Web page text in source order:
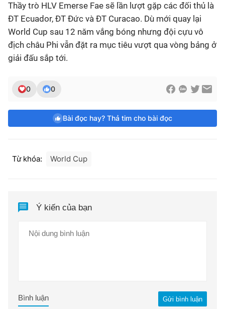
Thầy trò HLV Emerse Fae sẽ lần lượt gặp các đối thủ là
ĐT Ecuador, ĐT Đức và ĐT Curacao. Dù mới quay lại
World Cup sau 12 năm vắng bóng nhưng đội cựu vô
địch châu Phi vẫn đặt ra mục tiêu vượt qua vòng bảng ở
giải đấu sắp tới.
0 0
Bài đọc hay? Thả tim cho bài đọc
Từ khóa: World Cup
Ý kiến của bạn
Gửi bình luận
Bình luận